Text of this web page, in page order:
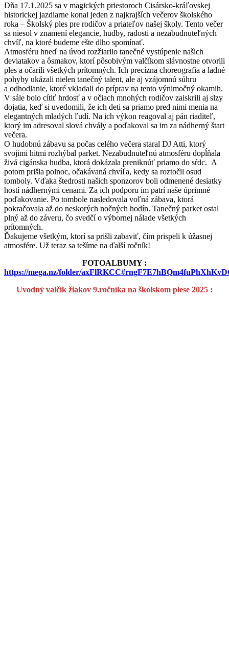
Dňa 17.1.2025 sa v magických priestoroch Cisársko-kráľovskej
historickej jazdiarne konal jeden z najkrajších večerov školského
roka – Školský ples pre rodičov a priateľov našej školy. Tento večer
sa niesol v znamení elegancie, hudby, radosti a nezabudnuteľných
chvíľ, na ktoré budeme ešte dlho spomínať.
Atmosféru hneď na úvod rozžiarilo tanečné vystúpenie našich
deviatakov a ôsmakov, ktorí pôsobivým valčíkom slávnostne otvorili
ples a očarili všetkých prítomných. Ich precízna choreografia a ladné
pohyby ukázali nielen tanečný talent, ale aj vzájomnú súhru
a odhodlanie, ktoré vkladali do príprav na tento výnimočný okamih.
V sále bolo cítiť hrdosť a v očiach mnohých rodičov zaiskrili aj slzy
dojatia, keď si uvedomili, že ich deti sa priamo pred nimi menia na
elegantných mladých ľudí. Na ich výkon reagoval aj pán riaditeľ,
ktorý im adresoval slová chvály a poďakoval sa im za nádherný štart
večera.
O hudobnú zábavu sa počas celého večera staral DJ Atti, ktorý
svojimi hitmi rozhýbal parket. Nezabudnuteľnú atmosféru dopĺňala
živá cigánska hudba, ktorá dokázala preniknúť priamo do sŕdc. A
potom prišla polnoc, očakávaná chvíľa, kedy sa roztočil osud
tomboly. Vďaka štedrosti našich sponzorov boli odmenené desiatky
hostí nádhernými cenami. Za ich podporu im patrí naše úprimné
poďakovanie. Po tombole nasledovala voľná zábava, ktorá
pokračovala až do neskorých nočných hodín. Tanečný parket ostal
plný až do záveru, čo svedčí o výbornej nálade všetkých
prítomných.
Ďakujeme všetkým, ktorí sa prišli zabaviť, čím prispeli k úžasnej
atmosfére. Už teraz sa tešíme na ďalší ročník!
FOTOALBUMY :
https://mega.nz/folder/
Uvodný valčík žiakov 9.ročníka na školskom plese 2025 :